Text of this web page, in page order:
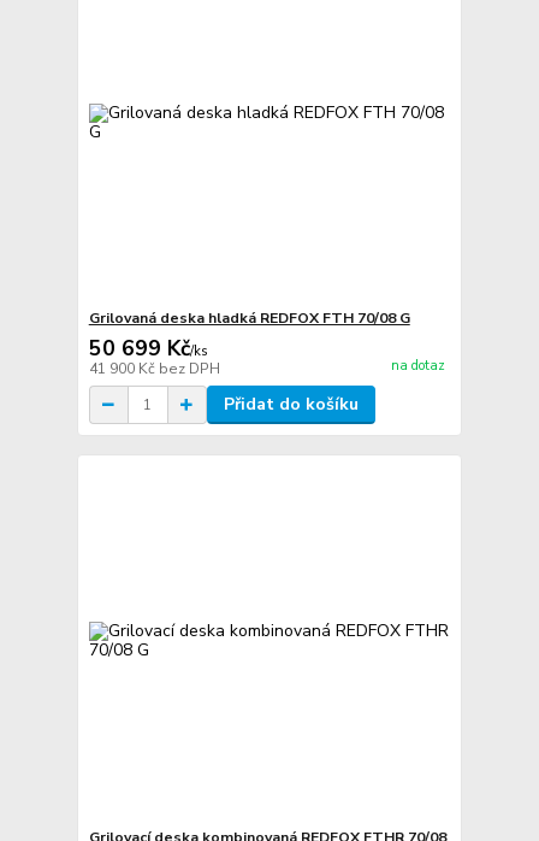
Grilovaná deska hladká REDFOX FTH 70/08 G
50 699 Kč/ks
41 900 Kč bez DPH na dotaz
Přidat do košíku
Grilovací deska kombinovaná REDFOX FTHR 70/08